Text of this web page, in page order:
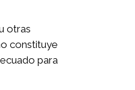
otras
constituye
para